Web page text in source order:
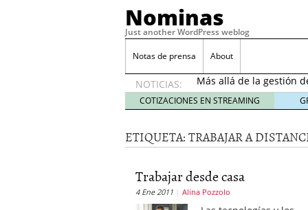
Nominas
Just another WordPress weblog
Notas de prensa About
NOTICIAS:
Desempleo Colombia
Más allá de la gestión
Una digitalización
en el sector financiero
Consejos para el
Más allá de la gestión
COTIZACIONES EN STREAMING
ETIQUETA:TRABAJAR A
Trabajar desde casa
4 Ene 2011 Alina Pozzolo